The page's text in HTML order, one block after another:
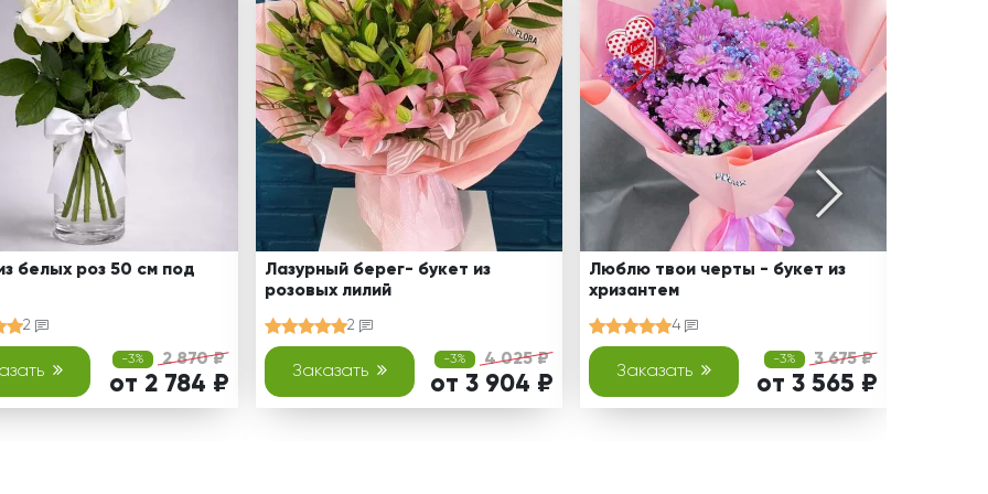
белых роз 50 см под
2
-3% 2 870 ₽
от 2 784 ₽
Лазурный берег- букет из
розовых лилий
2
Заказать
-3% 4 025 ₽
от 3 904 ₽
Люблю твои черты - букет из
хризантем
4
Заказать
-3% 3 675 ₽
от 3 565 ₽